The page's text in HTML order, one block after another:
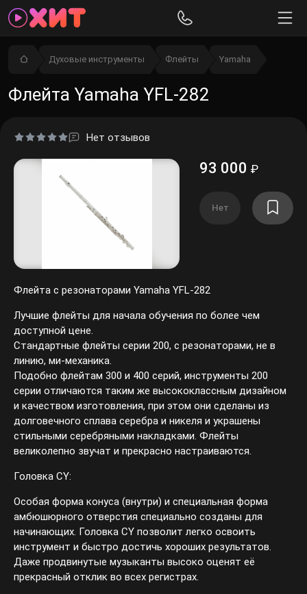
Духовые инструменты Флейты Yamaha
Флейта Yamaha YFL-282
Нет отзывов
93 000 ₽
Нет
Флейта с резонаторами Yamaha YFL-282
Лучшие флейты для начала обучения по более чем
доступной цене.
Стандартные флейты серии 200, c резонаторами, не в
линию, ми-механика.
Подобно флейтам 300 и 400 серий, инструменты 200
серии отличаются таким же высококлассным дизайном
и качеством изготовления, при этом они сделаны из
долговечного сплава серебра и никеля и украшены
стильными серебряными накладками. Флейты
великолепно звучат и прекрасно настраиваются.
Головка CY:
Особая форма конуса (внутри) и специальная форма
амбюшюрного отверстия специально созданы для
начинающих. Головка CY позволит легко освоить
инструмент и быстро достичь хороших результатов.
Даже продвинутые музыканты высоко оценят её
прекрасный отклик во всех регистрах.